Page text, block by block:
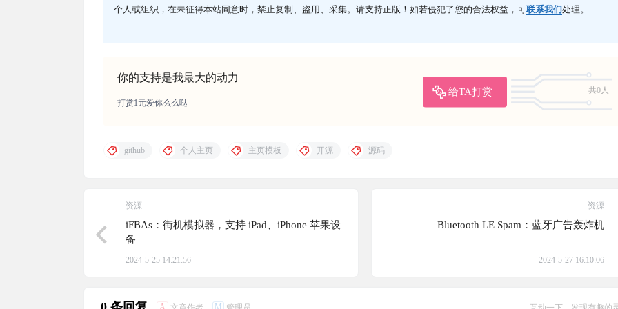
个人或组织，在未征得本站同意时，禁止复制、盗用、采集。请支持正版！如若侵犯了您的合法权益，可联系我们处理。
你的支持是我最大的动力
给TA打赏
共0人
打赏1元爱你么么哒
github 个人主页 主页模板 开源 源码
资源
iFBAs：街机模拟器，支持 iPad、iPhone 苹果设
备
2024-5-25 14:21:56
资源
Bluetooth LE Spam：蓝牙广告轰炸机
2024-5-27 16:10:06